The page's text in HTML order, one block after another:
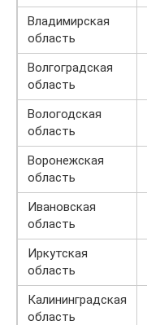
Владимирская
область
Волгоградская
область
Вологодская
область
Воронежская
область
Ивановская
область
Иркутская
область
Калининградская
область